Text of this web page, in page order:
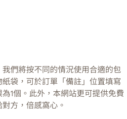
們將按不同的情況使用合適的包
袋，可於訂單「備註」位置填寫
1個。此外，本網站更可提供免費
方，倍感窩心。